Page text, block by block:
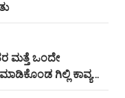
ಮತ್ತೆ ಒಂದೇ
ಗಿಲ್ಲಿ ಕಾವ್ಯ